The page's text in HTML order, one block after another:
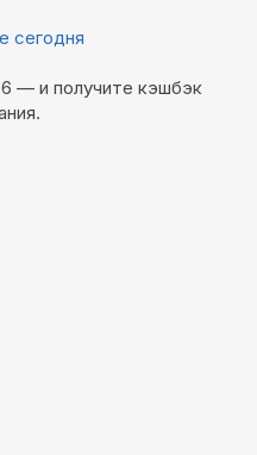
сегодня
— и получите кэшбэк